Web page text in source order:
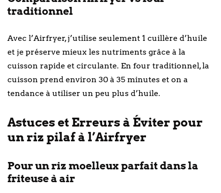
traditionnel
Avec l’Airfryer, j’utilise seulement 1 cuillère d’huile
et je préserve mieux les nutriments grâce à la
cuisson rapide et circulante. En four traditionnel, la
cuisson prend environ 30 à 35 minutes et on a
tendance à utiliser un peu plus d’huile.
Astuces et Erreurs à Éviter pour
un riz pilaf à l’Airfryer
Pour un riz moelleux parfait dans la
friteuse à air